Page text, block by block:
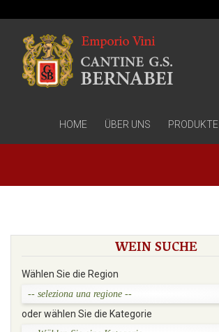
HOME ÜBER UNS PRODUKTE
WEIN SUCHE
Wählen Sie die Region
oder wählen Sie die Kategorie